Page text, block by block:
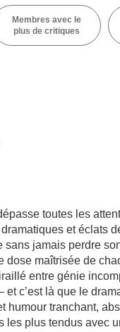
Membres avec le
plus de critiques
toutes les
et éclats
jamais perdre
dose maîtrisée de
entre génie
c’est là que le
humour tranchant,
les plus tendus avec